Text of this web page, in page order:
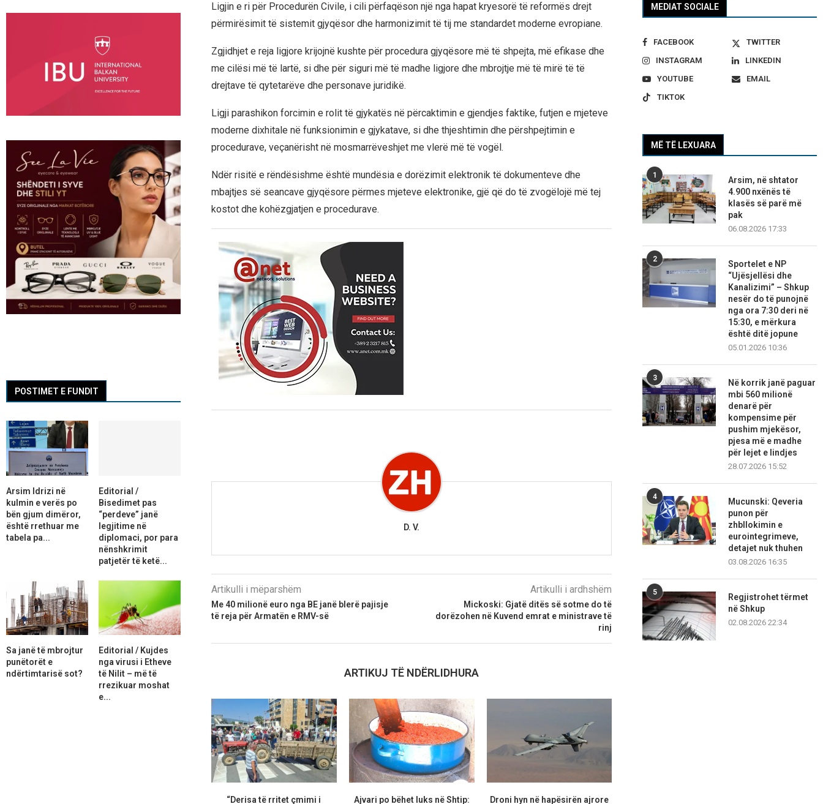
Ligjin e ri për Procedurën Civile, i cili përfaqëson një nga hapat kryesorë të reformës drejt
përmirësimit të sistemit gjyqësor dhe harmonizimit të tij me standardet moderne evropiane.
Zgjidhjet e reja ligjore krijojnë kushte për procedura gjyqësore më të shpejta, më efikase dhe
me cilësi më të lartë, si dhe për siguri më të madhe ligjore dhe mbrojtje më të mirë të të
drejtave të qytetarëve dhe personave juridikë.
Ligji parashikon forcimin e rolit të gjykatës në përcaktimin e gjendjes faktike, futjen e mjeteve
moderne dixhitale në funksionimin e gjykatave, si dhe thjeshtimin dhe përshpejtimin e
procedurave, veçanërisht në mosmarrëveshjet me vlerë më të vogël.
Ndër risitë e rëndësishme është mundësia e dorëzimit elektronik të dokumenteve dhe
mbajtjes së seancave gjyqësore përmes mjeteve elektronike, gjë që do të zvogëlojë më tej
kostot dhe kohëzgjatjen e procedurave.
D. V.
Artikulli i mëparshëm
Me 40 milionë euro nga BE janë blerë pajisje
të reja për Armatën e RMV-së
Artikulli i ardhshëm
Mickoski: Gjatë ditës së sotme do të
dorëzohen në Kuvend emrat e ministrave të
rinj
ARTIKUJ TË NDËRLIDHURA
“Derisa të rritet çmimi i
Ajvari po bëhet luks në Shtip:
Droni hyn në hapësirën ajrore
MEDIAT SOCIALE
FACEBOOK
TWITTER
INSTAGRAM
LINKEDIN
YOUTUBE
EMAIL
TIKTOK
MË TË LEXUARA
1
Arsim, në shtator
4.900 nxënës të
klasës së parë më
pak
06.08.2026 17:33
2
Sportelet e NP
“Ujësjellësi dhe
Kanalizimi” – Shkup
nesër do të punojnë
nga ora 7:30 deri në
15:30, e mërkura
është ditë jopune
05.01.2026 10:36
3
Në korrik janë paguar
mbi 560 milionë
denarë për
kompensime për
pushim mjekësor,
pjesa më e madhe
për lejet e lindjes
28.07.2026 15:52
4
Mucunski: Qeveria
punon për
zhbllokimin e
eurointegrimeve,
detajet nuk thuhen
03.08.2026 16:35
5
Regjistrohet tërmet
në Shkup
02.08.2026 22:34
POSTIMET E FUNDIT
Arsim Idrizi në
kulmin e verës po
bën gjum dimëror,
është rrethuar me
tabela pa...
Editorial /
Bisedimet pas
“perdeve” janë
legjitime në
diplomaci, por para
nënshkrimit
patjetër të ketë...
Sa janë të mbrojtur
punëtorët e
ndërtimtarisë sot?
Editorial / Kujdes
nga virusi i Etheve
të Nilit – më të
rrezikuar moshat
e...